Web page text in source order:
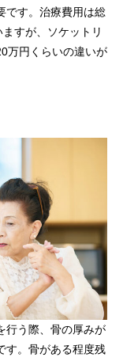
です。治療費用は総
すが、ソケットリ
万円くらいの違いが
行う際、骨の厚みが
す。骨がある程度残